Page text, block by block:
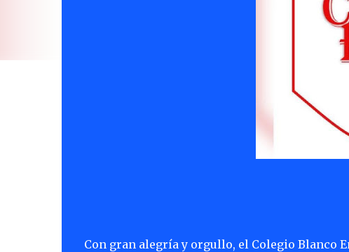
Con gran alegría y orgullo, el Colegio Blanco